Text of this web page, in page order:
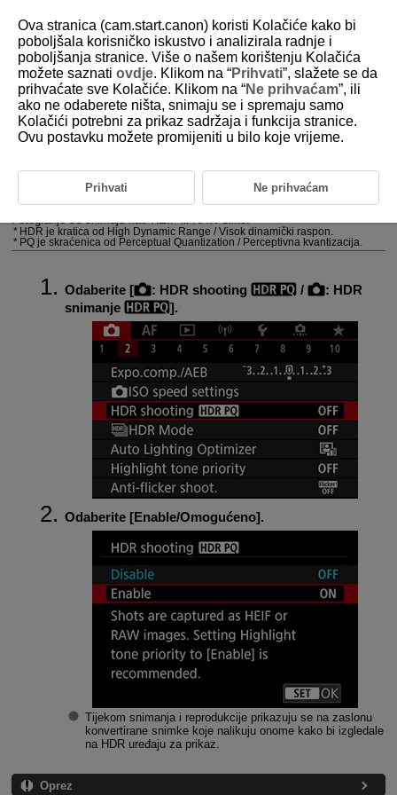
D180-061
HDR snimanje
Postavke za HDR PQ omogućuju fotoaparatu kreiranje HDR fotografija u
skladu s PQ specifikacijom definiranom u
ITU-RBT.2100 i SMPTE
ST.2084. (Stvarni prikaz ovisi o performansama monitora.)
Fotografije se snimaju kao HEIF ili RAW slike.
HDR je kratica od High Dynamic Range / Visok dinamički raspon.
PQ je skraćenica od Perceptual Quantization / Perceptivna kvantizacija.
Odaberite [ : HDR shooting / : HDR
snimanje
].
Odaberite [Enable/Omogućeno].
Tijekom snimanja i reprodukcije prikazuju se na zaslonu
konvertirane snimke koje nalikuju onome kako bi izgledale
na HDR uređaju za prikaz.
Oprez
Ova stranica (cam.start.canon) koristi Kolačiće kako bi
poboljšala korisničko iskustvo i analizirala radnje i
poboljšanja stranice. Više o našem korištenju Kolačića
možete saznati ovdje. Klikom na “Prihvati”, slažete se da
prihvaćate sve Kolačiće. Klikom na “Ne prihvaćam”, ili
ako ne odaberete ništa, snimaju se i spremaju samo
Kolačići potrebni za prikaz sadržaja i funkcija stranice.
Ovu postavku možete promijeniti u bilo koje vrijeme.
Prihvati Ne prihvaćam